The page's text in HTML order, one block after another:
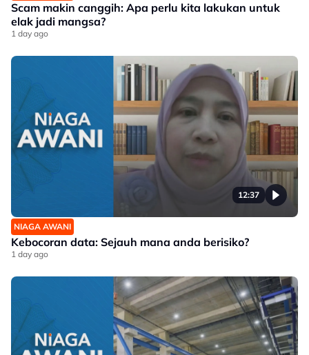
Scam makin canggih: Apa perlu kita lakukan untuk
elak jadi mangsa?
1 day ago
12:37
NIAGA AWANI
Kebocoran data: Sejauh mana anda berisiko?
1 day ago